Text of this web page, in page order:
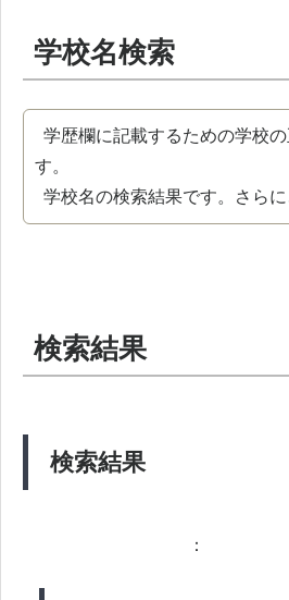
学校名検索
学歴欄に記載するための学校
す。
学校名の検索結果です。さら
検索結果
検索結果
：